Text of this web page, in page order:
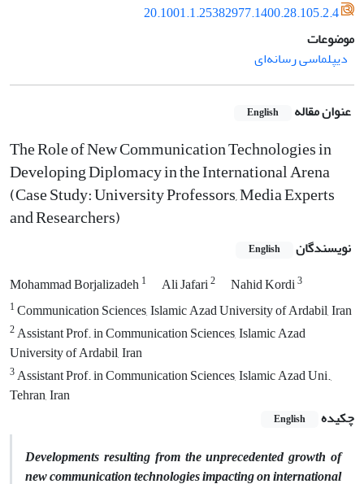
20.1001.1.25382977.1400.28.105.2.4
موضوعات
دیپلماسی رسانه‌ای
عنوان مقاله English
The Role of New Communication Technologies in
Developing Diplomacy in the International Arena
(Case Study: University Professors, Media Experts
and Researchers)
نویسندگان English
Mohammad Borjalizadeh1 Ali Jafari2 Nahid Kordi3
1Communication Sciences, Islamic Azad University of Ardabil, Iran
2Assistant Prof. in Communication Sciences, Islamic Azad
University of Ardabil, Iran
3Assistant Prof. in Communication Sciences, Islamic Azad Uni.,
Tehran, Iran
چکیده
English
Developments resulting from the unprecedented growth of
new communication technologies impacting on international